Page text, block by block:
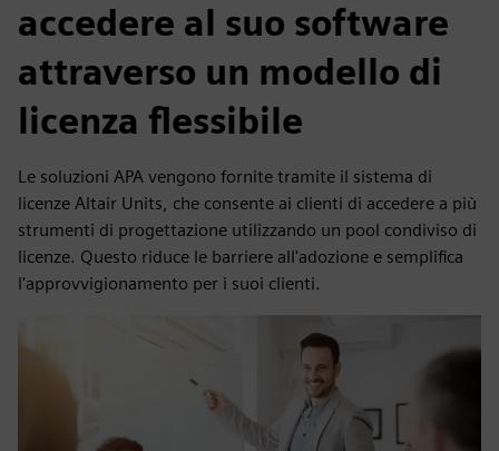
accedere al suo software
attraverso un modello di
licenza flessibile
Le soluzioni APA vengono fornite tramite il sistema di
licenze Altair Units, che consente ai clienti di accedere a più
strumenti di progettazione utilizzando un pool condiviso di
licenze. Questo riduce le barriere all'adozione e semplifica
l'approvvigionamento per i suoi clienti.